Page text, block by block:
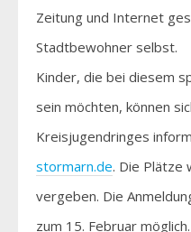
Zeitung und Internet
Stadtbewohner selbst.
Kinder, die bei diesem
sein möchten, können
Kreisjugendringes
stormarn.de. Die Plätze
vergeben. Die
zum 15. Februar möglich.